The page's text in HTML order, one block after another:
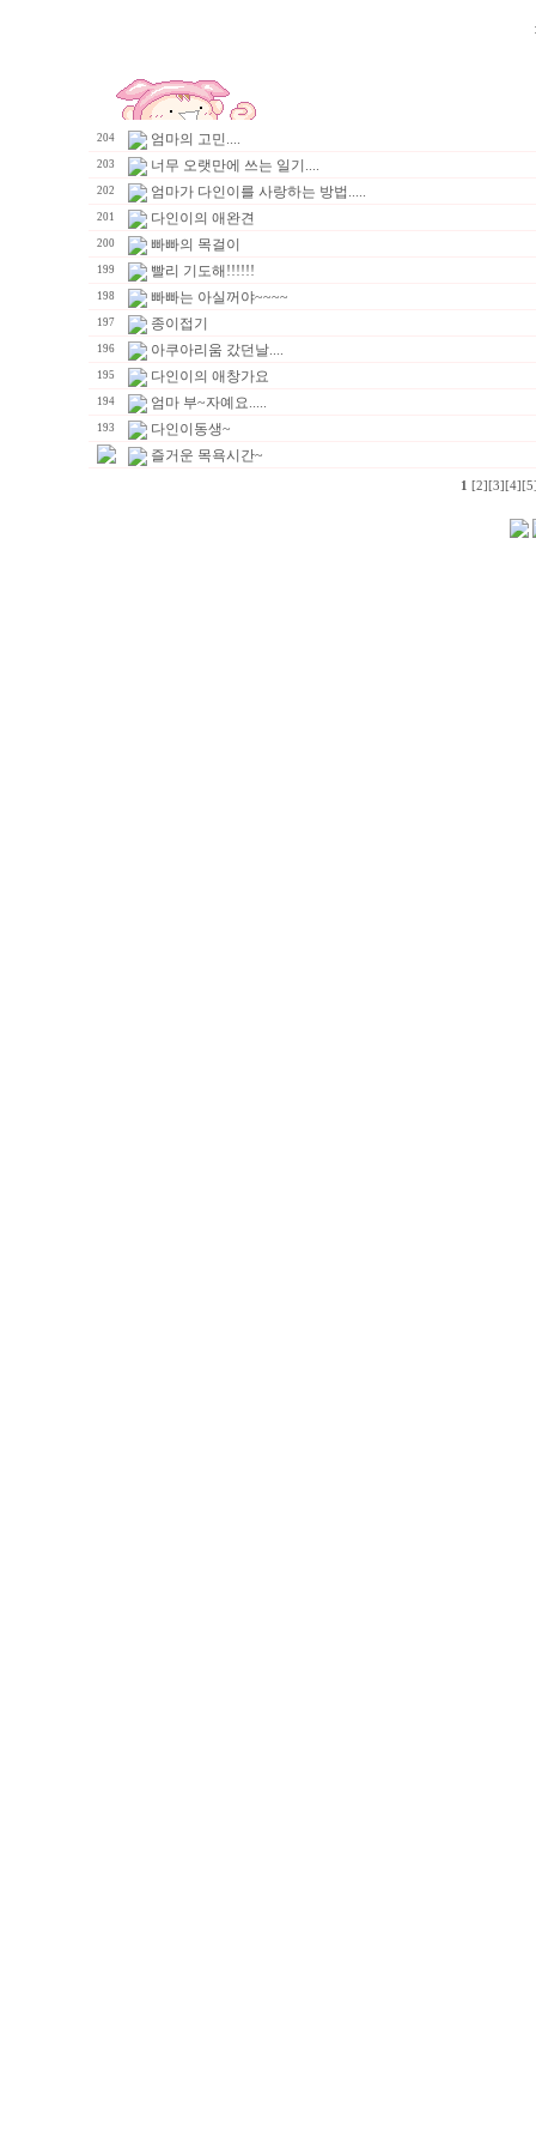
204 엄마의 고민....
203 너무 오랫만에 쓰는 일기....
202 엄마가 다인이를 사랑하는 방법.....
201 다인이의 애완견
200 빠빠의 목걸이
199 빨리 기도해!!!!!!
198 빠빠는 아실꺼야~~~~
197 종이접기
196 아쿠아리움 갔던날....
195 다인이의 애창가요
194 엄마 부~자예요.....
193
다인이동생~
즐거운 목욕시간~
1 [2] [3] [4]